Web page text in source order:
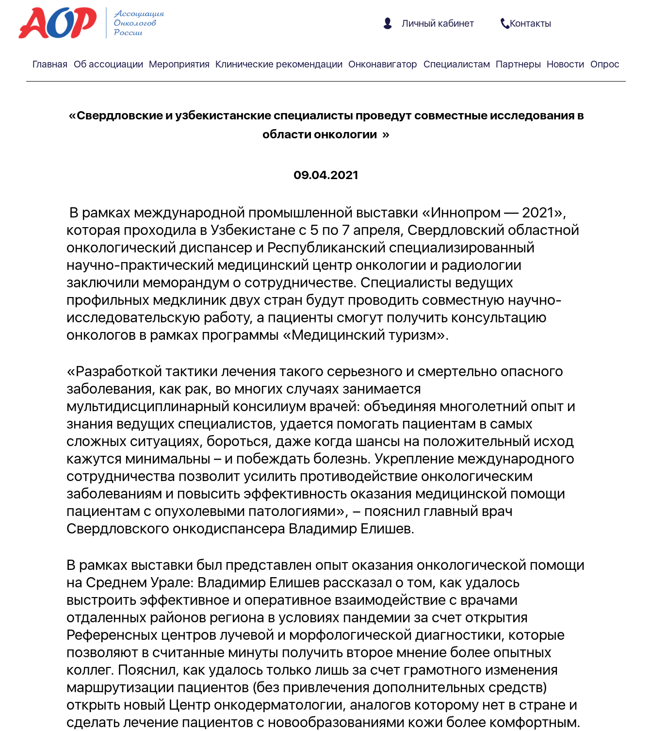
Личный кабинет Контакты
Главная Об ассоциации Мероприятия Клинические рекомендации Онконавигатор Специалистам Партнеры Новости Опрос
«Свердловские и узбекистанские специалисты проведут совместные исследования в
области онкологии »
09.04.2021
В рамках международной промышленной выставки «Иннопром — 2021»,
которая проходила в Узбекистане с 5 по 7 апреля, Свердловский областной
онкологический диспансер и Республиканский специализированный
научно-практический медицинский центр онкологии и радиологии
заключили меморандум о сотрудничестве. Специалисты ведущих
профильных медклиник двух стран будут проводить совместную научно-
исследовательскую работу, а пациенты смогут получить консультацию
онкологов в рамках программы «Медицинский туризм».
«Разработкой тактики лечения такого серьезного и смертельно опасного
заболевания, как рак, во многих случаях занимается
мультидисциплинарный консилиум врачей: объединяя многолетний опыт и
знания ведущих специалистов, удается помогать пациентам в самых
сложных ситуациях, бороться, даже когда шансы на положительный исход
кажутся минимальны – и побеждать болезнь. Укрепление международного
сотрудничества позволит усилить противодействие онкологическим
заболеваниям и повысить эффективность оказания медицинской помощи
пациентам с опухолевыми патологиями», − пояснил главный врач
Свердловского онкодиспансера Владимир Елишев.
В рамках выставки был представлен опыт оказания онкологической помощи
на Среднем Урале: Владимир Елишев рассказал о том, как удалось
выстроить эффективное и оперативное взаимодействие с врачами
отдаленных районов региона в условиях пандемии за счет открытия
Референсных центров лучевой и морфологической диагностики, которые
позволяют в считанные минуты получить второе мнение более опытных
коллег. Пояснил, как удалось только лишь за счет грамотного изменения
маршрутизации пациентов (без привлечения дополнительных средств)
открыть новый Центр онкодерматологии, аналогов которому нет в стране и
сделать лечение пациентов с новообразованиями кожи более комфортным.